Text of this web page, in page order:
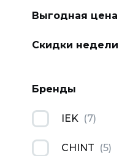
Выгодная цена
Скидки недели
Бренды
IEK (7)
CHINT (5)